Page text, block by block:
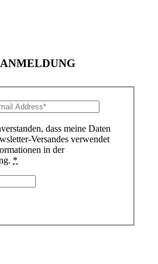
dass meine Daten
Versandes verwendet
in der
*